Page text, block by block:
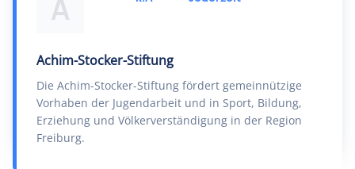
A
Achim-Stocker-Stiftung
Die Achim-Stocker-Stiftung fördert gemeinnützige
Vorhaben der Jugendarbeit und in Sport, Bildung,
Erziehung und Völkerverständigung in der Region
Freiburg.